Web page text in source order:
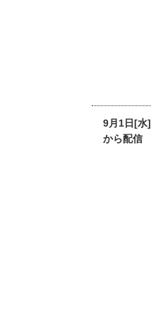
9月1日[水]
から配信